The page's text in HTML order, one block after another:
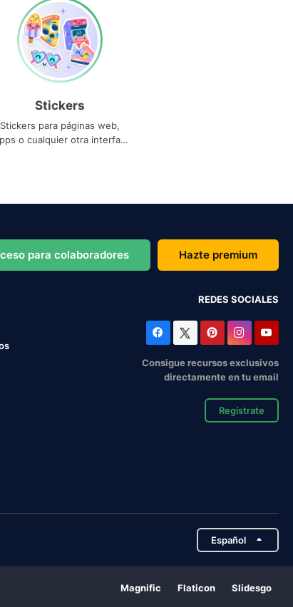
Stickers
Stickers para páginas web,
o cualquier otra interfaz
para colaboradores Hazte premium
REDES SOCIALES
Consigue recursos exclusivos
directamente en tu email
Regístrate
Español
Magnific Flaticon Slidesgo